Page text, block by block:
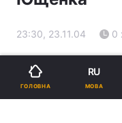
23:30, 23.11.04 0
ГОЛОВНА
RU
МОВА